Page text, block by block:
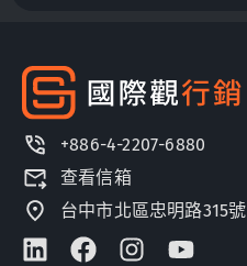
+886-4-2207-6880
查看信箱
台中市北區忠明路315號